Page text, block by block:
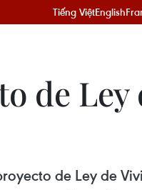
Tiếng ViệtEnglish
de Ley
de Ley de